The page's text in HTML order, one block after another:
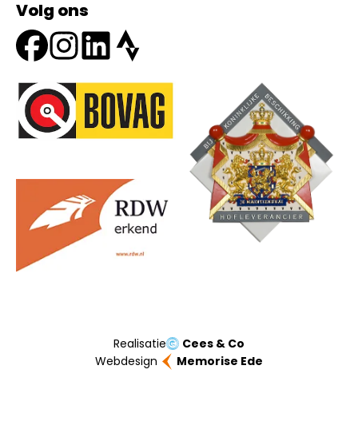
Volg ons
Onze partners
Realisatie
Cees & Co
Webdesign
Memorise Ede